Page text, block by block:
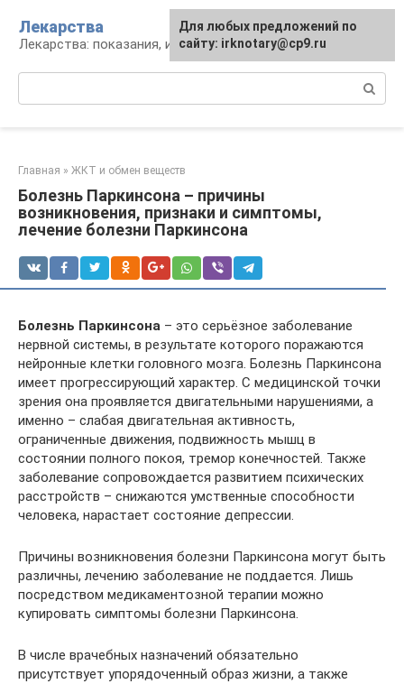
контенту
Лекарства
Лекарства: показания, инструкция, аналоги
Главная » ЖКТ и обмен веществ
Болезнь Паркинсона – причины
возникновения, признаки и симптомы,
лечение болезни Паркинсона
Болезнь Паркинсона – это серьёзное заболевание
нервной системы, в результате которого поражаются
нейронные клетки головного мозга. Болезнь Паркинсона
имеет прогрессирующий характер. С медицинской точки
зрения она проявляется двигательными нарушениями, а
именно – слабая двигательная активность,
ограниченные движения, подвижность мышц в
состоянии полного покоя, тремор конечностей. Также
заболевание сопровождается развитием психических
расстройств – снижаются умственные способности
человека, нарастает состояние депрессии.
Причины возникновения болезни Паркинсона могут быть
различны, лечению заболевание не поддается. Лишь
посредством медикаментозной терапии можно
купировать симптомы болезни Паркинсона.
В числе врачебных назначений обязательно
присутствует упорядоченный образ жизни, а также
Для любых предложений по
сайту: irknotary@cp9.ru